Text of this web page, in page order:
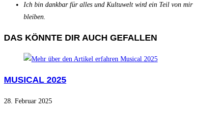
Ich bin dankbar für alles und Kultuwelt wird ein Teil von mir
bleiben.
DAS KÖNNTE DIR AUCH GEFALLEN
MUSICAL 2025
28. Februar 2025